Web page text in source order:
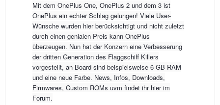
Mit dem OnePlus One, OnePlus 2 und dem 3 ist
OnePlus ein echter Schlag gelungen! Viele User-
Wünsche wurden hier berücksichtigt und nicht zuletzt
durch einen genialen Preis kann OnePlus
überzeugen. Nun hat der Konzern eine Verbesserung
der dritten Generation des Flaggschiff Killers
vorgestellt, an Board sind beispielsweise 6 GB RAM
und eine neue Farbe. News, Infos, Downloads,
Firmwares, Custom ROMs uvm findet ihr hier im
Forum.